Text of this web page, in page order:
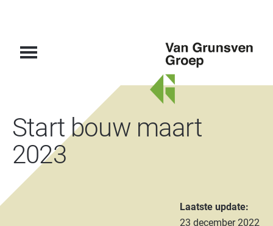
Grunsven
Groep
Start bouw maart
2023
Laatste update:
23 december 2022